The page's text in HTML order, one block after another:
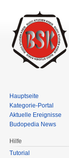
Hauptseite
Kategorie-Portal
Aktuelle Ereignisse
Budopedia News
Hilfe
Tutorial